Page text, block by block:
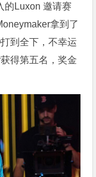
的Luxon 邀请赛
拿到了
到全下，不幸运
得第五名，奖金